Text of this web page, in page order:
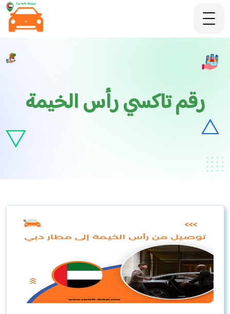
رقم تاكسي رأس الخيمة